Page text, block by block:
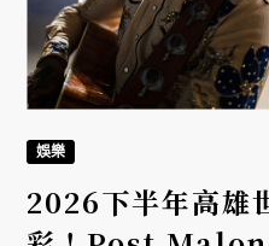
娛樂
2026下半年高雄